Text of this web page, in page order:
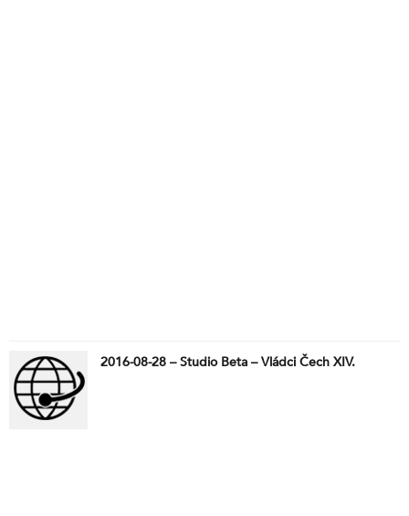
2016-08-28 – Studio Beta – Vládci Čech XIV.